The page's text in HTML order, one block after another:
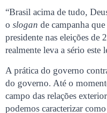
“Brasil acima de tudo,
oslogan de campanha
presidente nas eleições de
realmente leva a sério este
A prática do governo
do governo. Até o
campo das relações
podemos caracterizar